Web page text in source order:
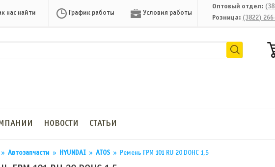
нас найти График работы Условия работы
Оптовый отдел:
Розница: (3822)
НОВОСТИ СТАТЬИ
» Автозапчасти » HYUNDAI » ATOS » Ремень ГРМ 101 RU 20 DOHC 1,5